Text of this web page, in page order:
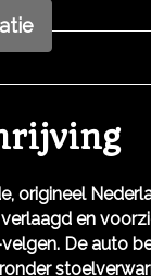
origineel
verlaagd en
De auto